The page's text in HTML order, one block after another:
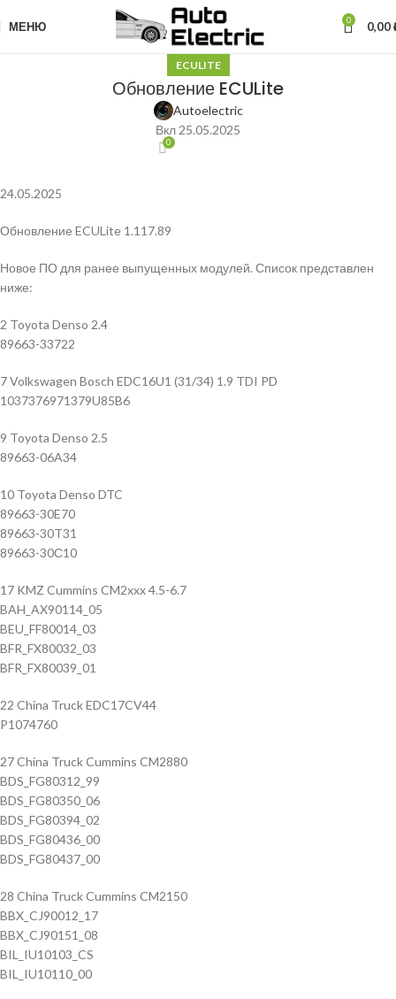
МЕНЮ 0 0,00
ECULITE
Обновление ECULite
Autoelectric
Вкл 25.05.2025
0
24.05.2025
Обновление ECULite 1.117.89
Новое ПО для ранее выпущенных модулей. Список представлен
ниже:
2 Toyota Denso 2.4
89663-33722
7 Volkswagen Bosch EDC16U1 (31/34) 1.9 TDI PD
1037376971379U85B6
9 Toyota Denso 2.5
89663-06A34
10 Toyota Denso DTC
89663-30E70
89663-30T31
89663-30С10
17 KMZ Cummins CM2xxx 4.5-6.7
BAH_AX90114_05
BEU_FF80014_03
BFR_FX80032_03
BFR_FX80039_01
22 China Truck EDC17CV44
P1074760
27 China Truck Cummins CM2880
BDS_FG80312_99
BDS_FG80350_06
BDS_FG80394_02
BDS_FG80436_00
BDS_FG80437_00
28 China Truck Cummins CM2150
BBX_CJ90012_17
BBX_CJ90151_08
BIL_IU10103_CS
BIL_IU10110_00